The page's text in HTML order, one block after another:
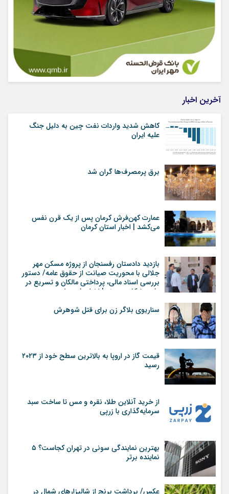
آخرین اخبار
کاهش شدید واردات نفت چین به دلیل جنگ
علیه ایران
برق پرمصرف‌ها گران شد
عمارت کهن‌فرش کرمان پس از یک قرن نفس
می‌کشد | اخبار استان کرمان
بازدید دادستان رفسنجان از پروژه مسکن مهر
جلالی با محوریت صیانت از حقوق عامه/ دستور
بررسی اسناد مالی، پرداختی مالکان و تسریع در
رفع مشکلات پروژه | اخبار رفسنجان
سناریوی بلاگر زن برای قتل شوهرش
قیمت گاز در اروپا به بالاترین سطح خود از ۲۰۲۳
رسید
از خرید آنلاین طلا، نقره و مس تا ساخت سبد
سرمایه‌گذاری با زرپی
بهترین نمایندگی سونی در تهران کجاست؟ ۵
نماینده برتر
عکس/ برداشت برنج از شالیزارهای شمال در